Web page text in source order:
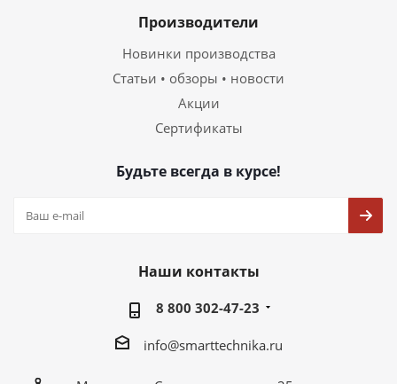
Производители
Новинки производства
Статьи • обзоры • новости
Акции
Сертификаты
Будьте всегда в курсе!
Наши контакты
8 800 302-47-23
info@smarttechnika.ru